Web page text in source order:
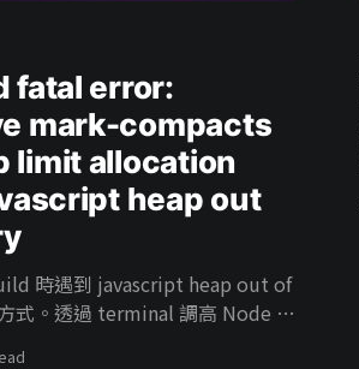
fatal error:
mark-compacts
limit allocation
heap out
時遇到 javascript heap out of
式。透過 terminal 調高 Node 記